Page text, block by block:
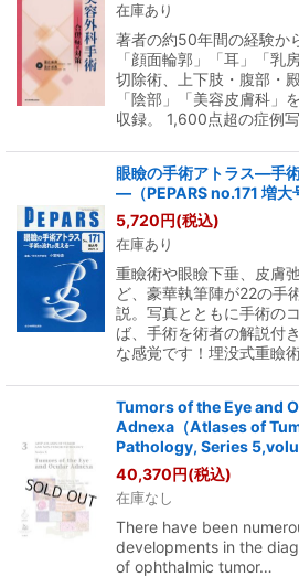
在庫あり
著者の約50年間の経験か
「顔面輪郭」「耳」「乳
切除術、上下肢・腹部・
「陰部」「美容皮膚科」
収録。 1,600点超の症例
眼瞼の手術アトラス―手
―（PEPARS no.171 増大
5,720円(税込)
在庫あり
重瞼術や眼瞼下垂、皮膚
ど、豪華執筆陣が22の手
説。写真とともに手術の
ば、手術を術者の解説付
な感覚です！埋没式重瞼
Tumors of the Eye and
Adnexa（Atlases of
Pathology, Series
40,370円(税込)
在庫なし
There have been
developments in the
of ophthalmic tumor…